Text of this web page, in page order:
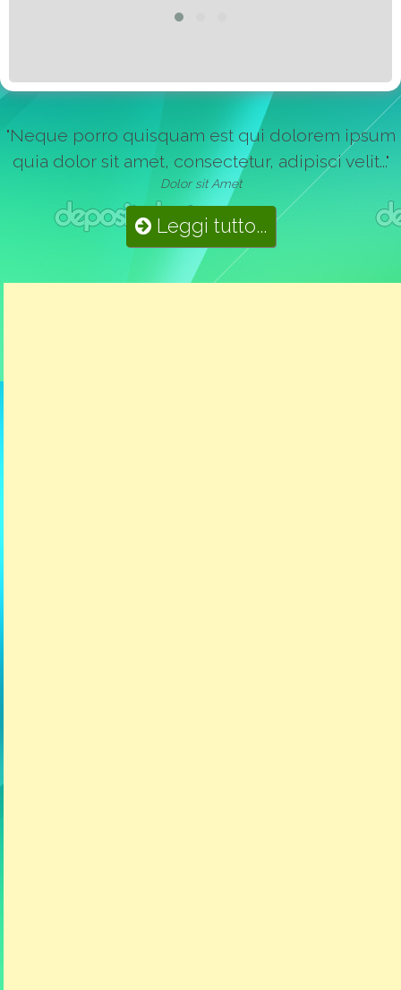
"Neque porro quisquam est qui dolorem ipsum
quia dolor sit amet, consectetur, adipisci velit..."
Dolor sit Amet
Leggi tutto...